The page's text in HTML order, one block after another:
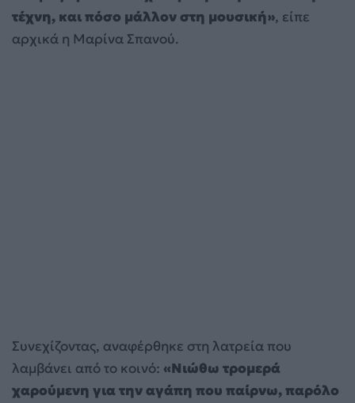
τέχνη, και πόσο μάλλον στη μουσική», είπε
αρχικά η Μαρίνα Σπανού.
Συνεχίζοντας, αναφέρθηκε στη λατρεία που
λαμβάνει από το κοινό: «Νιώθω τρομερά
χαρούμενη για την αγάπη που παίρνω, παρόλο